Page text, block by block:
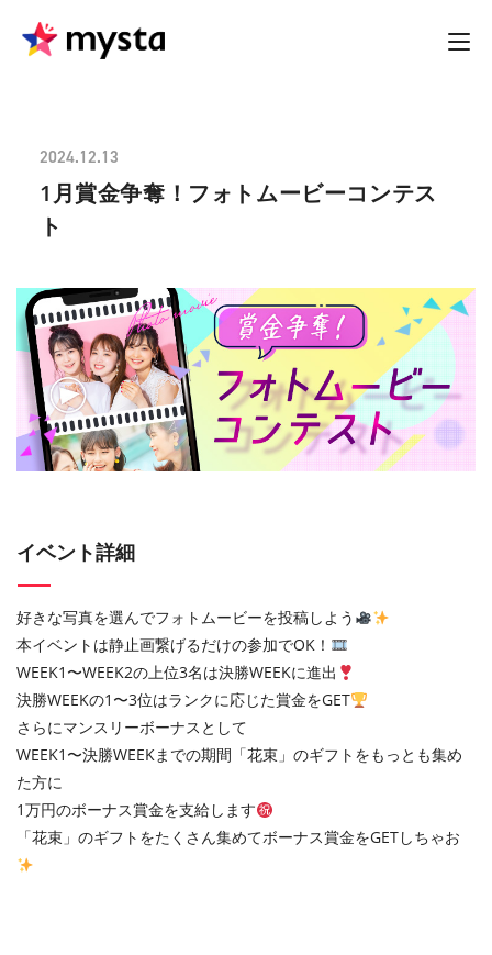
2024.12.13
1月賞金争奪！フォトムービーコンテス
ト
イベント詳細
好きな写真を選んでフォトムービーを投稿しよう
本イベントは静止画繋げるだけの参加でOK！
WEEK1〜WEEK2の上位3名は決勝WEEKに進出
決勝WEEKの1〜3位はランクに応じた賞金をGET
さらにマンスリーボーナスとして
WEEK1〜決勝WEEKまでの期間「花束」のギフトをもっとも集め
た方に
1万円のボーナス賞金を支給します
「花束」のギフトをたくさん集めてボーナス賞金をGETしちゃお